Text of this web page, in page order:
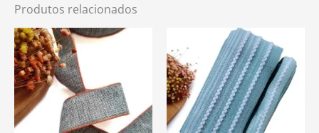
Produtos relacionados
De
Preço:
R$ 5,00
Através
R$ 12,00
tem